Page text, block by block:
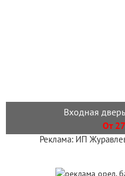
Входная
От
Реклама: ИП